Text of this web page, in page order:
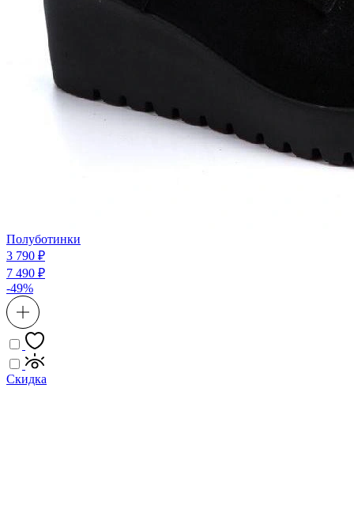
Полуботинки
3 790 ₽
7 490 ₽
-49%
Скидка